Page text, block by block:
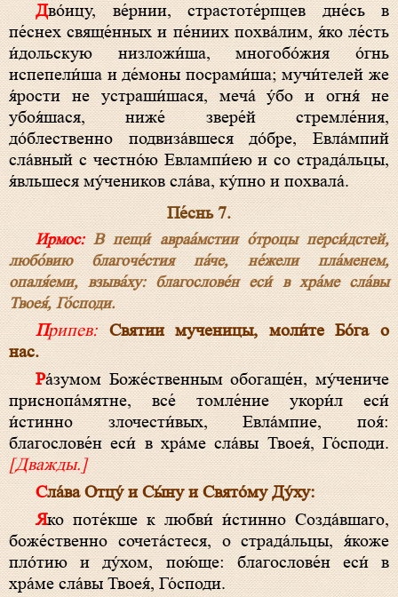
Дво́ицу, ве́рнии, страстоте́рпцев дне́сь в
пе́снех свяще́нных и пе́ниих похва́лим, я́ко ле́сть
и́дольскую низложи́ша, многобо́жия о́гнь
испепели́ша и де́моны посрами́ша; мучи́телей же
я́рости не устраши́шася, меча́ у́бо и огня́ не
убоя́шася, ниже́ звере́й стремле́ния,
до́блественно подвиза́вшеся до́бре, Евла́мпий
сла́вный с честно́ю Евлампи́ею и со страда́льцы,
я́вльшеся му́чеников сла́ва, ку́пно и похвала́.
Пе́снь 7.
Ирмос:В пещи́ авраа́мстии о́троцы перси́дстей,
любо́вию благоче́стия па́че, не́жели пла́менем,
опаля́еми, взыва́ху: благослове́н еси́ в хра́ме сла́вы
Твоея́, Го́споди.
Припев: Святии мученицы, моли́те Бо́га о
нас.
Ра́зумом Боже́ственным обогаще́н, му́чениче
приснопа́мятне, все́ томле́ние укори́л еси́
и́стинно злочести́вых, Евла́мпие, поя́:
благослове́н еси́ в хра́ме сла́вы Твоея́, Го́споди.
[Дважды.]
Сла́ва Отцу́ и Сы́ну и Свято́му Ду́ху:
Яко поте́кше к любви́ и́стинно Созда́вшаго,
боже́ственно сочета́стеся, о страда́льцы, я́коже
пло́тию и ду́хом, пою́ще: благослове́н еси́ в
хра́ме сла́вы Твоея́, Го́споди.